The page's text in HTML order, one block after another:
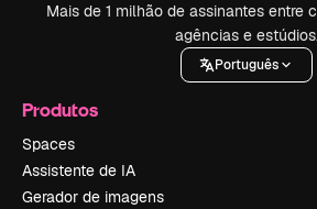
Mais de 1 milhão de assinantes entre
agências e
Português
Produtos
Spaces
Assistente de IA
Gerador de imagens